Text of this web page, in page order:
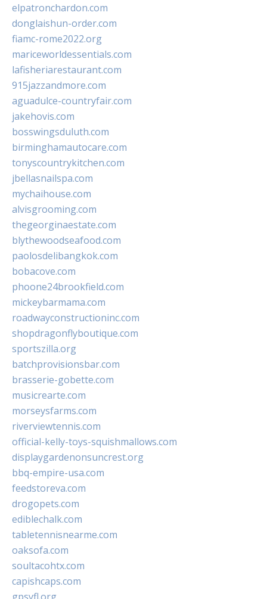
elpatronchardon.com
donglaishun-order.com
fiamc-rome2022.org
mariceworldessentials.com
lafisheriarestaurant.com
915jazzandmore.com
aguadulce-countryfair.com
jakehovis.com
bosswingsduluth.com
birminghamautocare.com
tonyscountrykitchen.com
jbellasnailspa.com
mychaihouse.com
alvisgrooming.com
thegeorginaestate.com
blythewoodseafood.com
paolosdelibangkok.com
bobacove.com
phoone24brookfield.com
mickeybarmama.com
roadwayconstructioninc.com
shopdragonflyboutique.com
sportszilla.org
batchprovisionsbar.com
brasserie-gobette.com
musicrearte.com
morseysfarms.com
riverviewtennis.com
official-kelly-toys-squishmallows.com
displaygardenonsuncrest.org
bbq-empire-usa.com
feedstoreva.com
drogopets.com
ediblechalk.com
tabletennisnearme.com
oaksofa.com
soultacohtx.com
capishcaps.com